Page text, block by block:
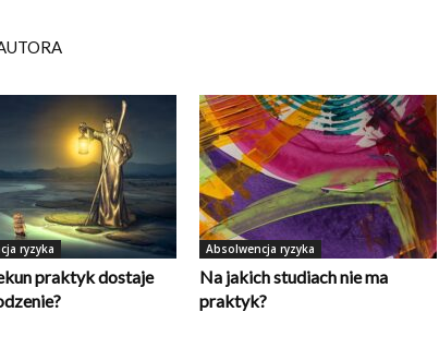
ryzyka
praktyk dostaje
Absolwencja ryzyka
Na jakich studiach nie ma
praktyk?